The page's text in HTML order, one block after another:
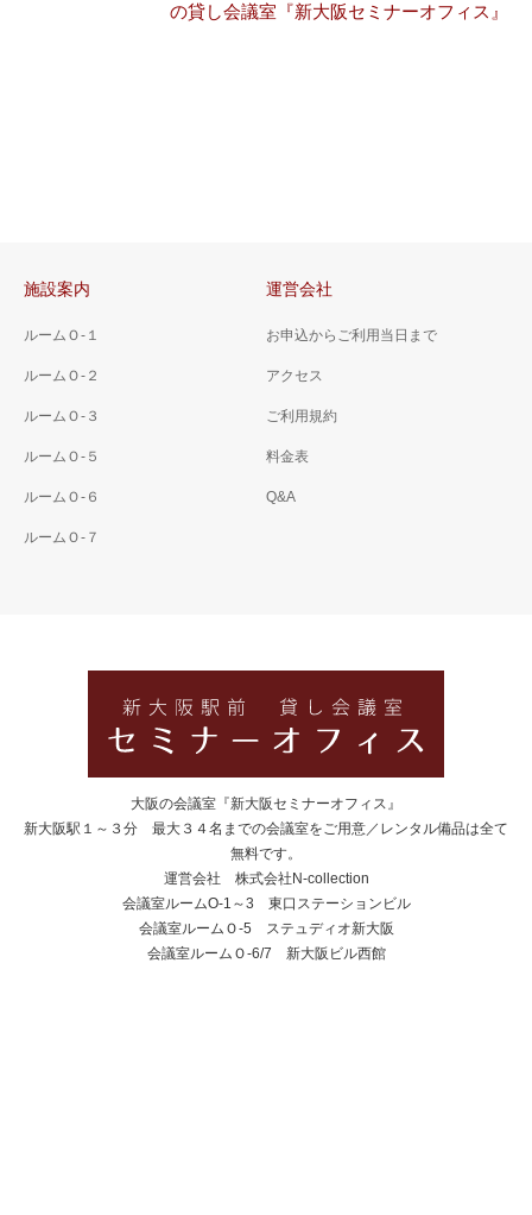
の貸し会議室『新大阪セミナーオフィス』
施設案内
ルームＯ-１
ルームＯ-２
ルームＯ-３
ルームＯ-５
ルームＯ-６
ルームＯ-７
運営会社
お申込からご利用当日まで
アクセス
ご利用規約
料金表
Q&A
大阪の会議室『新大阪セミナーオフィス』
新大阪駅１～３分 最大３４名までの会議室をご用意／レンタル備品は全て
無料です。
運営会社 株式会社N-collection
会議室ルームO-1～3 東口ステーションビル
会議室ルームＯ-5 ステュディオ新大阪
会議室ルームＯ-6/7 新大阪ビル西館